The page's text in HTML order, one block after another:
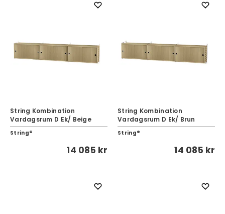
String Kombination
Vardagsrum D Ek/ Beige
String®
14 085 kr
String Kombination
Vardagsrum D Ek/ Brun
String®
14 085 kr